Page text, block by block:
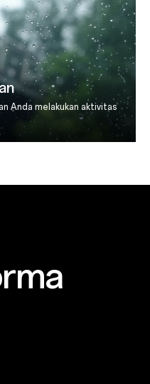
Anda melakukan aktivitas